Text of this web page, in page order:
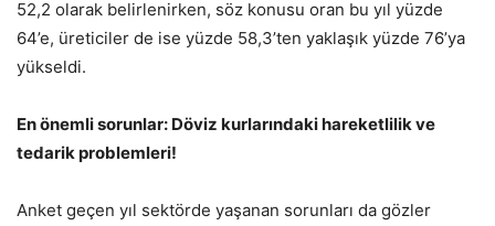
52,2 olarak belirlenirken, söz konusu oran bu yıl yüzde
64’e, üreticiler de ise yüzde 58,3’ten yaklaşık yüzde 76’ya
yükseldi.
En önemli sorunlar: Döviz kurlarındaki hareketlilik ve
tedarik problemleri!
Anket geçen yıl sektörde yaşanan sorunları da gözler